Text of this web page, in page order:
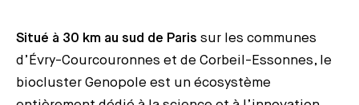
Situé à 30 km au sud de Paris sur les communes
d’Évry-Courcouronnes et de Corbeil-Essonnes, le
biocluster Genopole est un écosystème